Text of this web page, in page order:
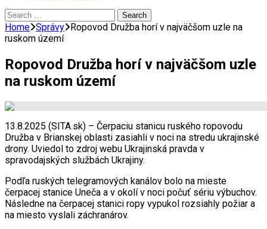
Search
for:
Home Správy Ropovod Družba horí v najväčšom uzle na
ruskom území
Ropovod Družba horí v najväčšom uzle
na ruskom území
13.8.2025 (SITA.sk) – Čerpaciu stanicu ruského ropovodu
Družba v Brianskej oblasti zasiahli v noci na stredu ukrajinské
drony. Uviedol to zdroj webu Ukrajinská pravda v
spravodajských službách Ukrajiny.
Podľa ruských telegramových kanálov bolo na mieste
čerpacej stanice Uneča a v okolí v noci počuť sériu výbuchov.
Následne na čerpacej stanici ropy vypukol rozsiahly požiar a
na miesto vyslali záchranárov.